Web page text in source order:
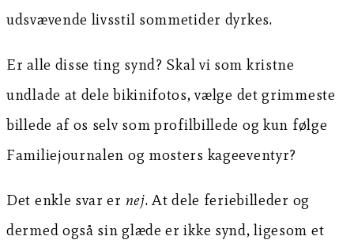
udsvævende livsstil sommetider dyrkes.
Er alle disse ting synd? Skal vi som kristne
undlade at dele bikinifotos, vælge det grimmeste
billede af os selv som profilbillede og kun følge
Familiejournalen og mosters kageeventyr?
Det enkle svar er nej. At dele feriebilleder og
dermed også sin glæde er ikke synd, ligesom et